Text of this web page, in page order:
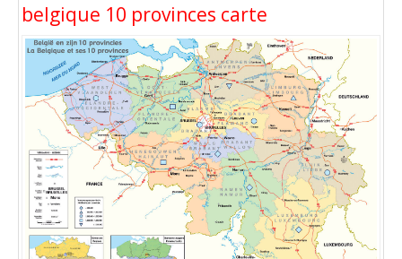
belgique 10 provinces carte